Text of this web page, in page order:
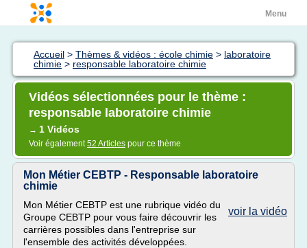
Menu
Accueil > Thèmes & vidéos : école chimie > laboratoire
chimie > responsable laboratoire chimie
Vidéos sélectionnées pour le thème :
responsable laboratoire chimie
→ 1 Vidéos
Voir également52 Articles pour ce thème
Mon Métier CEBTP - Responsable laboratoire
chimie
voir la vidéo
Mon Métier CEBTP est une rubrique vidéo du
Groupe CEBTP pour vous faire découvrir les
carrières possibles dans l'entreprise sur
l'ensemble des activités développées.